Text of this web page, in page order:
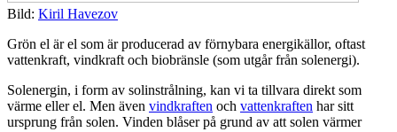
Bild: Kiril Havezov
Grön el är el som är producerad av förnybara energikällor, oftast
vattenkraft, vindkraft och biobränsle (som utgår från solenergi).
Solenergin, i form av solinstrålning, kan vi ta tillvara direkt som
värme eller el. Men även vindkraften och vattenkraften har sitt
ursprung från solen. Vinden blåser på grund av att solen värmer